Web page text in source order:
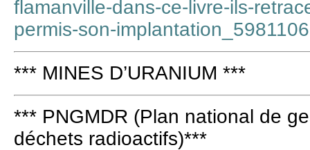
flamanville-dans-ce-livre-ils-
permis-son-
*** MINES D’URANIUM ***
*** PNGMDR (Plan national de
déchets radioactifs)***